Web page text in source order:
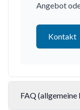
Angebot
Kontakt
FAQ